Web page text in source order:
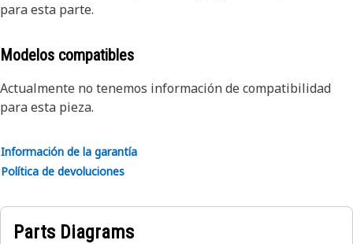
para esta parte.
Modelos compatibles
Actualmente no tenemos información de compatibilidad
para esta pieza.
Información de la garantía
Política de devoluciones
Parts Diagrams